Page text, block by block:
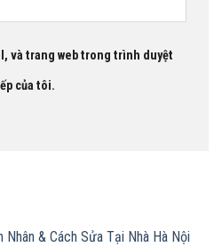
và trang web trong trình duyệt
của tôi.
Nhân & Cách Sửa Tại Nhà Hà Nội